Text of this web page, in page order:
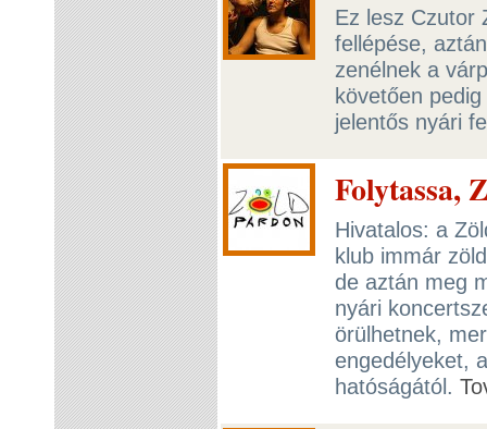
Ez lesz Czutor
fellépése,
zenélnek a
követően
jelentős nyári
Folytassa,
Hivatalos: a
klub immár
de aztán meg
nyári
örülhetnek,
engedélyeket,
hatóságától.